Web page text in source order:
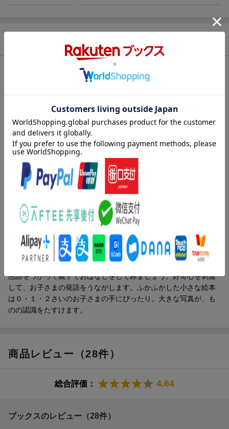
内容紹介（JPROより）
3つの特長でお子さまの好奇心を刺激し、発語をうながします。
★特長1
お子さまがモノを認識しやすい、大きな写真とカラフルな背景
★特長2
親子のおはなしのヒントになる擬音・擬態語を掲載。
じょうぶな紙で、小さな判型。表紙はふかふかのウレタン入り
で、お子さまも扱いやすい絵本です。
内容紹介（「BOOK」データベースより）
態語をつかって親子でおはなしをしてみましょう。好奇心を刺激
して、お子さまの発語をうながします。ふかふかした小さな絵本
は０・１・２さいのお子さまの手にぴったり。大きな写真が、も
のの認識をたすけます。
商品レビュー（28件）
総合評価： 4.64
ブックスのレビュー（28件）